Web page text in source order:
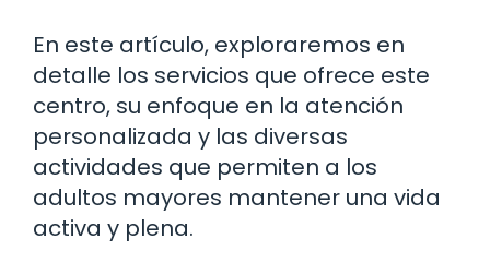
En este artículo, exploraremos en
detalle los servicios que ofrece este
centro, su enfoque en la atención
personalizada y las diversas
actividades que permiten a los
adultos mayores mantener una vida
activa y plena.